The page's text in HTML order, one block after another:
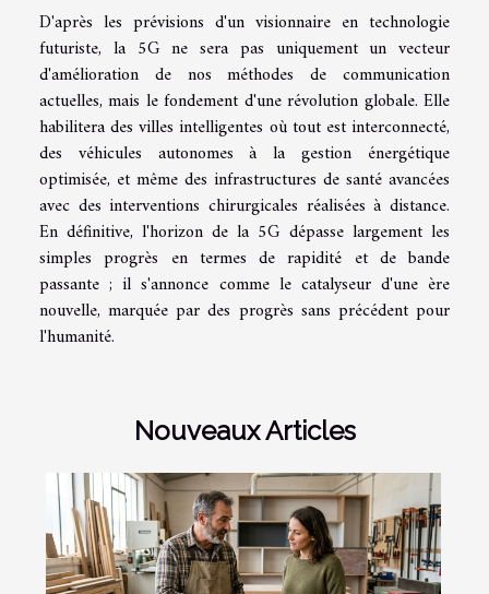
D'après les prévisions d'un visionnaire en technologie
futuriste, la 5G ne sera pas uniquement un vecteur
d'amélioration de nos méthodes de communication
actuelles, mais le fondement d'une révolution globale. Elle
habilitera des villes intelligentes où tout est interconnecté,
des véhicules autonomes à la gestion énergétique
optimisée, et même des infrastructures de santé avancées
avec des interventions chirurgicales réalisées à distance.
En définitive, l'horizon de la 5G dépasse largement les
simples progrès en termes de rapidité et de bande
passante ; il s'annonce comme le catalyseur d'une ère
nouvelle, marquée par des progrès sans précédent pour
l'humanité.
Nouveaux Articles